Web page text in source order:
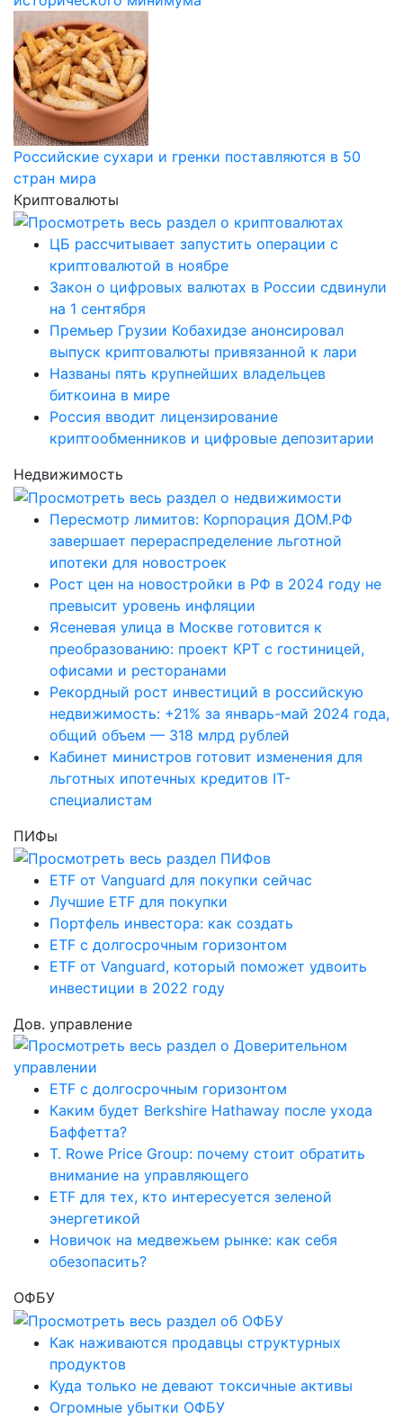
Российские сухари и гренки поставляются в 50
стран мира
Криптовалюты
ЦБ рассчитывает запустить операции с
криптовалютой в ноябре
Закон о цифровых валютах в России сдвинули
на 1 сентября
Премьер Грузии Кобахидзе анонсировал
выпуск криптовалюты привязанной к лари
Названы пять крупнейших владельцев
биткоина в мире
Россия вводит лицензирование
криптообменников и цифровые депозитарии
Недвижимость
Пересмотр лимитов: Корпорация ДОМ.РФ
завершает перераспределение льготной
ипотеки для новостроек
Рост цен на новостройки в РФ в 2024 году не
превысит уровень инфляции
Ясеневая улица в Москве готовится к
преобразованию: проект КРТ с гостиницей,
офисами и ресторанами
Рекордный рост инвестиций в российскую
недвижимость: +21% за январь-май 2024 года,
общий объем — 318 млрд рублей
Кабинет министров готовит изменения для
льготных ипотечных кредитов IT-
специалистам
ПИФы
ETF от Vanguard для покупки сейчас
Лучшие ETF для покупки
Портфель инвестора: как создать
ETF с долгосрочным горизонтом
ETF от Vanguard, который поможет удвоить
инвестиции в 2022 году
Дов. управление
ETF с долгосрочным горизонтом
Каким будет Berkshire Hathaway после ухода
Баффетта?
T. Rowe Price Group: почему стоит обратить
внимание на управляющего
ETF для тех, кто интересуется зеленой
энергетикой
Новичок на медвежьем рынке: как себя
обезопасить?
ОФБУ
Как наживаются продавцы структурных
продуктов
Куда только не девают токсичные активы
Огромные убытки ОФБУ